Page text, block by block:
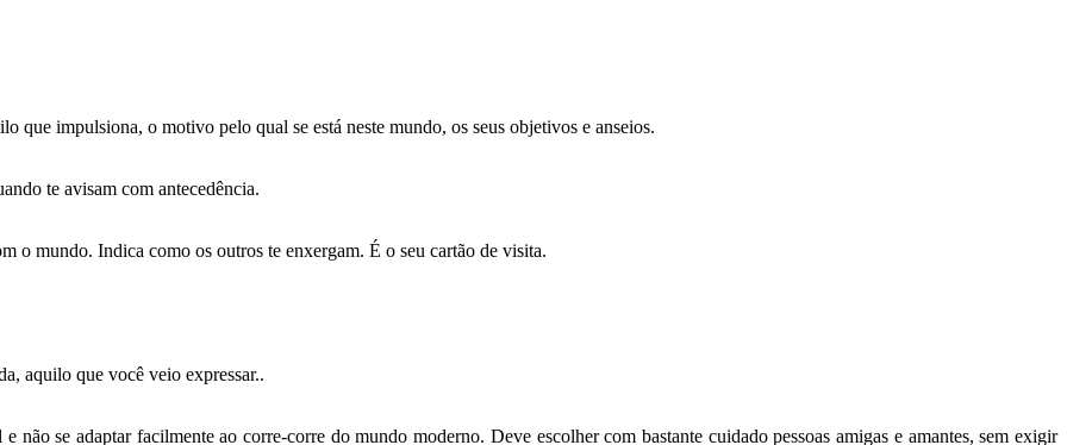
impulsiona, o motivo pelo qual se está neste mundo, os seus objetivos e anseios.
te avisam com antecedência.
o mundo. Indica como os outros te enxergam. É o seu cartão de visita.
aquilo que você veio expressar..
não se adaptar facilmente ao corre-corre do mundo moderno. Deve escolher com bastante cuidado pessoas amigas e amantes, sem exigir